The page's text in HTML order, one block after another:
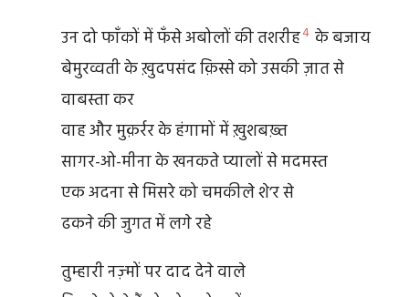
उन दो फाँकों में फँसे अबोलों की तशरीह4 के बजाय
बेमुरव्वती के ख़ुदपसंद क़िस्से को उसकी ज़ात से
वाबस्ता कर
वाह और मुक़र्रर के हंगामों में ख़ुशबख़्त
सागर-ओ-मीना के खनकते प्यालों से मदमस्त
एक अदना से मिसरे को चमकीले शे’र से
ढकने की जुगत में लगे रहे
तुम्हारी नज़्मों पर दाद देने वाले